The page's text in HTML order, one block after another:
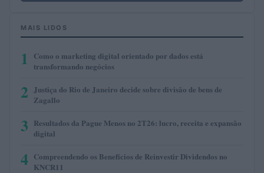
MAIS LIDOS
1
Como o marketing digital orientado por dados está
transformando negócios
2
Justiça do Rio de Janeiro decide sobre divisão de bens de
Zagallo
3 Resultados da Pague Menos no 2T26: lucro, receita e expansão
digital
4 Compreendendo os Benefícios de Reinvestir Dividendos no
KNCR11